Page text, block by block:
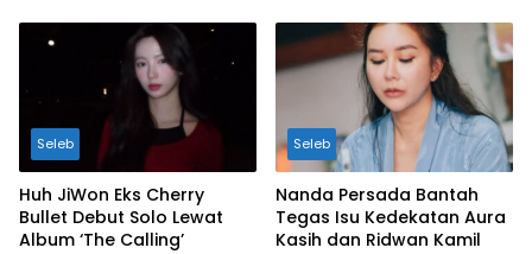
Seleb
Huh JiWon Eks Cherry
Bullet Debut Solo Lewat
Album ‘The Calling’
Seleb
Nanda Persada Bantah
Tegas Isu Kedekatan Aura
Kasih dan Ridwan Kamil